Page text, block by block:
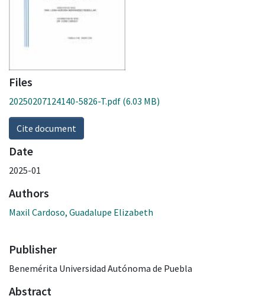
Files
20250207124140-5826-T.pdf (6.03 MB)
Cite document
Date
2025-01
Authors
Maxil Cardoso, Guadalupe Elizabeth
Publisher
Benemérita Universidad Autónoma de Puebla
Abstract